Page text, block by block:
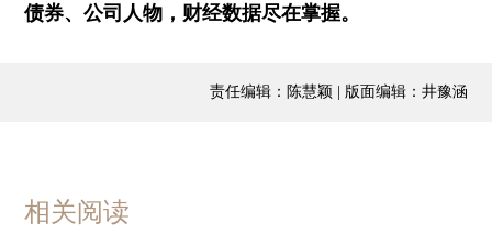
债券、公司人物，财经数据尽在掌握。
责任编辑：陈慧颖 | 版面编辑：井豫涵
相关阅读